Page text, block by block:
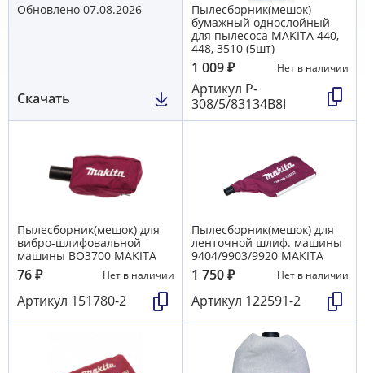
Обновлено 07.08.2026
Скачать
Пылесборник(мешок)
бумажный однослойный
для пылесоса MAKITA 440,
448, 3510 (5шт)
1 009₽ Нет в наличии
Артикул P-
308/5/83134В8I
Пылесборник(мешок) для
вибро-шлифовальной
машины BO3700 MAKITA
76₽ Нет в наличии
Артикул 151780-2
Пылесборник(мешок) для
ленточной шлиф. машины
9404/9903/9920 MAKITA
1 750₽ Нет в наличии
Артикул 122591-2